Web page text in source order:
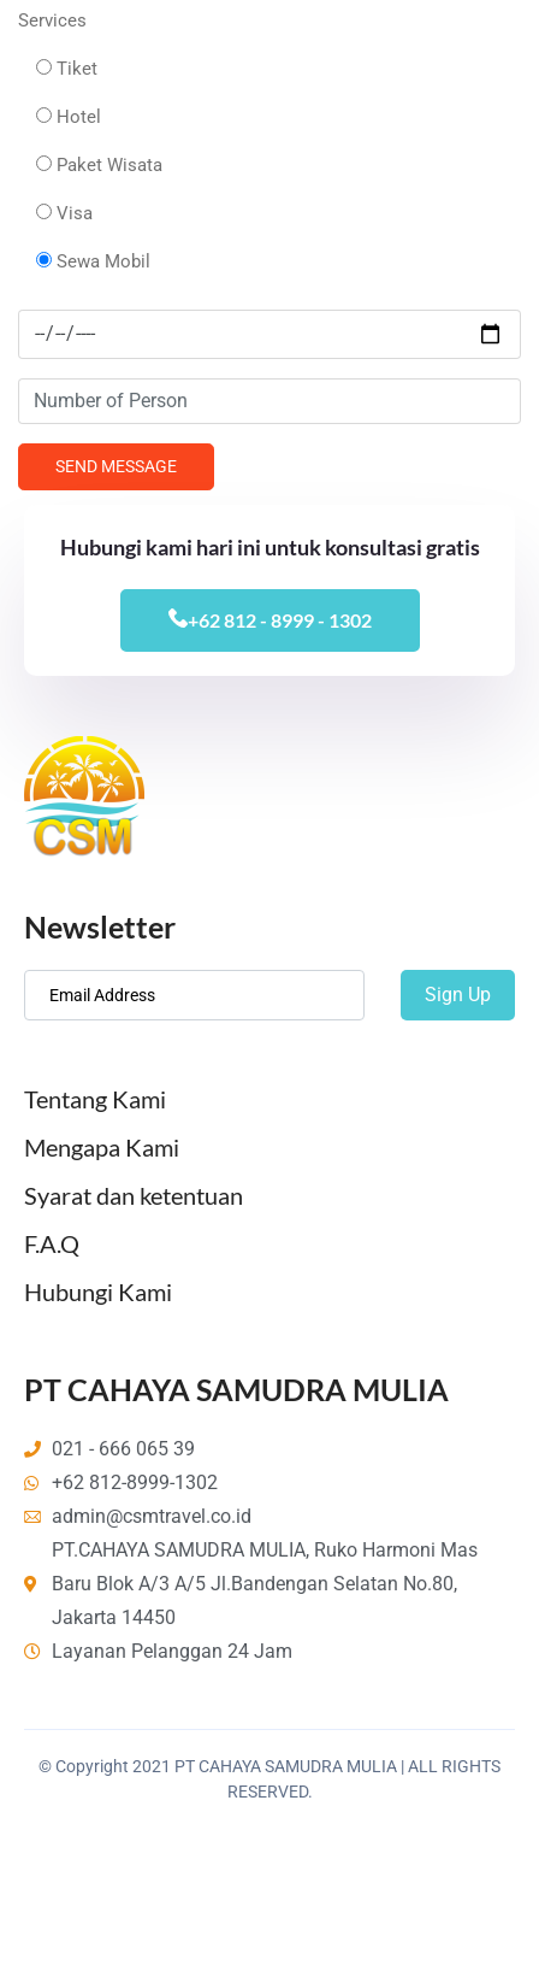
Services
Tiket
Hotel
Paket Wisata
Visa
Sewa Mobil
Hubungi kami hari ini untuk konsultasi gratis
+62 812 - 8999 - 1302
Newsletter
Sign Up
Tentang Kami
Mengapa Kami
Syarat dan ketentuan
F.A.Q
Hubungi Kami
PT CAHAYA SAMUDRA MULIA
021 - 666 065 39
+62 812-8999-1302
admin@csmtravel.co.id
PT.CAHAYA SAMUDRA MULIA, Ruko Harmoni Mas
Baru Blok A/3 A/5 Jl.Bandengan Selatan No.80,
Jakarta 14450
Layanan Pelanggan 24 Jam
© Copyright 2021 PT CAHAYA SAMUDRA MULIA | ALL RIGHTS
RESERVED.